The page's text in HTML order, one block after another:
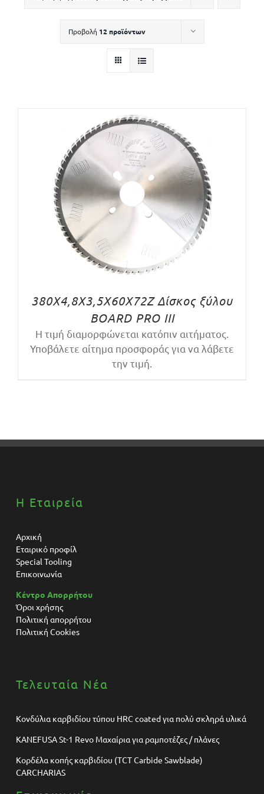
Προβολή 12 προϊόντων
380X4,8X3,5X60X72Z Δίσκος ξύλου
BOARD PRO III
Η τιμή διαμορφώνεται κατόπιν αιτήματος.
Υποβάλετε αίτημα προσφοράς για να λάβετε
την τιμή.
Η Εταιρεία
Αρχική
Εταιρικό προφίλ
Special Tooling
Επικοινωνία
Κέντρο Απορρήτου
Όροι χρήσης
Πολιτική απορρήτου
Πολιτική Cookies
Τελευταία Νέα
Κονδύλια καρβιδίου τύπου HRC coated για πολύ σκληρά υλικά
KANEFUSA St-1 Revo Μαχαίρια για ραμποτέζες / πλάνες
Κορδέλα κοπής καρβιδίου (TCT Carbide Sawblade)
CARCHARIAS